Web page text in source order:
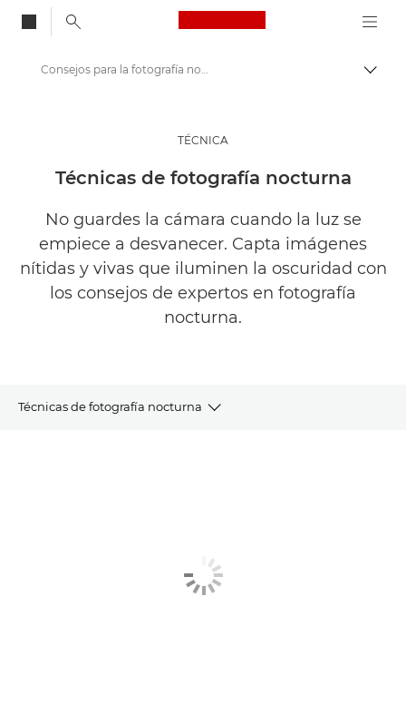
Canon Logo, back
Inspírate | Sugerencias de fotografía e impresión y guías para compradores
Fotografía e impresión Sugerencias y técnicas
Consejos para la fotografía nocturna | Inspírate
TÉCNICA
Técnicas de fotografía nocturna
No guardes la cámara cuando la luz se
empiece a desvanecer. Capta imágenes
nítidas y vivas que iluminen la oscuridad con
los consejos de expertos en fotografía
nocturna.
Técnicas de fotografía nocturna